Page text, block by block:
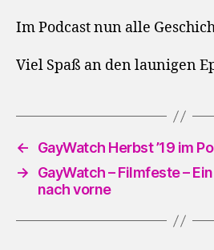
Im Podcast nun alle
Viel Spaß an den launigen
←
GayWatch Herbst ’19 im
→
GayWatch – Filmfeste –
nach vorne